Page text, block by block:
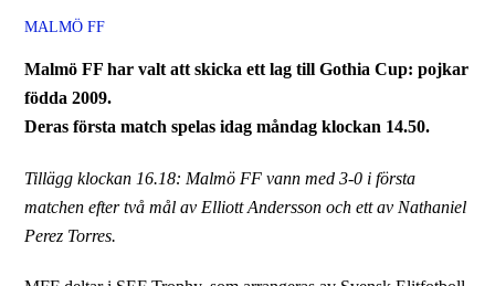
MALMÖ FF
Malmö FF har valt att skicka ett lag till Gothia Cup: pojkar
födda 2009.
Deras första match spelas idag måndag klockan 14.50.
Tillägg klockan 16.18: Malmö FF vann med 3-0 i första
matchen efter två mål av Elliott Andersson och ett av Nathaniel
Perez Torres.